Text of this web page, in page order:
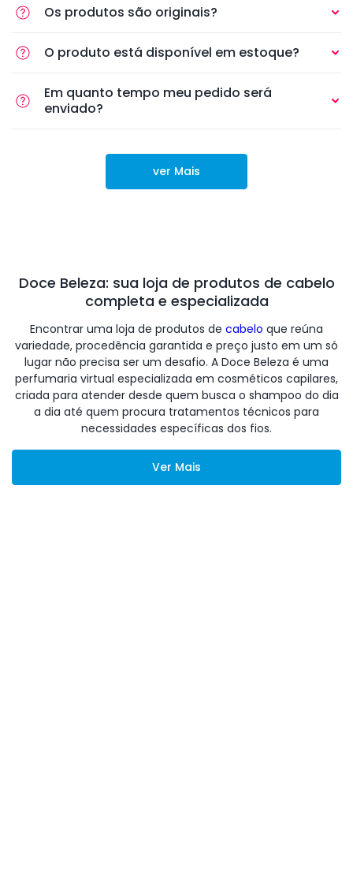
Os produtos são originais?
O produto está disponível em estoque?
Em quanto tempo meu pedido será
enviado?
ver Mais
Doce Beleza: sua loja de produtos de cabelo
completa e especializada
Encontrar uma loja de produtos de cabelo que reúna
variedade, procedência garantida e preço justo em um só
lugar não precisa ser um desafio. A Doce Beleza é uma
perfumaria virtual especializada em cosméticos capilares,
criada para atender desde quem busca o shampoo do dia
a dia até quem procura tratamentos técnicos para
necessidades específicas dos fios.
Ver Mais